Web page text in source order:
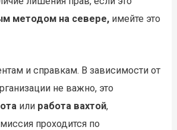
методом на севере, имейте это
и справкам. В зависимости от
не важно, это
или работа вахтой,
проходится по